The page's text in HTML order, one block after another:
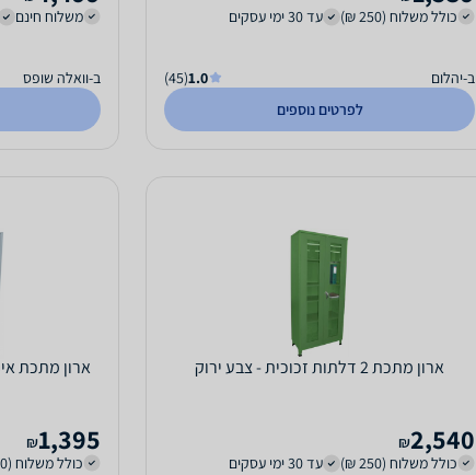
כולל משלוח (250 ₪)
עד 30 ימי עסקים
ב-יהלום 1.0
(45)
לפרטים נוספים
משלוח חינם
ב-וואלה שופס
ארון מתכת 2 דלתות זכוכית - צבע ירוק
2,540
₪
כולל משלוח (250 ₪)
עד 30 ימי עסקים
1,395
₪
כולל משלוח (200 ₪)